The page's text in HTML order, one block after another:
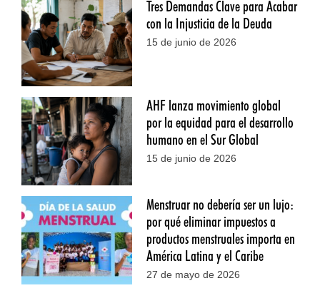
Tres Demandas Clave para Acabar
con la Injusticia de la Deuda
15 de junio de 2026
AHF lanza movimiento global
por la equidad para el desarrollo
humano en el Sur Global
15 de junio de 2026
Menstruar no debería ser un lujo:
por qué eliminar impuestos a
productos menstruales importa en
América Latina y el Caribe
27 de mayo de 2026